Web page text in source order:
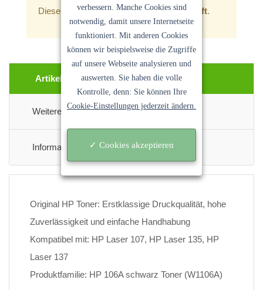
Dieser Artikel ist zur Zeitleider ausverkauft.
Artikel Beschreibung
Weitere Informationen
Informationen Zur Produktsicherheit
Original HP Toner: Erstklassige Druckqualität, hohe
Zuverlässigkeit und einfache Handhabung
Kompatibel mit: HP Laser 107, HP Laser 135, HP
Laser 137
Produktfamilie: HP 106A schwarz Toner (W1106A)
verbessern. Manche Cookies sind
notwendig, damit unsere Internetseite
funktioniert. Mit anderen Cookies
können wir beispielsweise die Zugriffe
auf unsere Webseite analysieren und
auswerten. Sie haben die volle
Kontrolle, denn: Sie können Ihre
Cookie-Einstellungen jederzeit ändern.
✓ Cookies akzeptieren